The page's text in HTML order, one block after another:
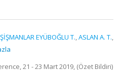
ŞİŞMANLAR EYÜBOĞLU T.,ASLAN A. T.,
21 - 23 Mart 2019, (Özet Bildiri)